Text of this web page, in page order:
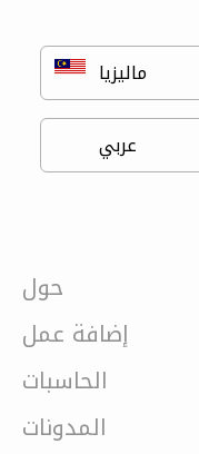
حول
إضافة عمل
الحاسبات
المدونات